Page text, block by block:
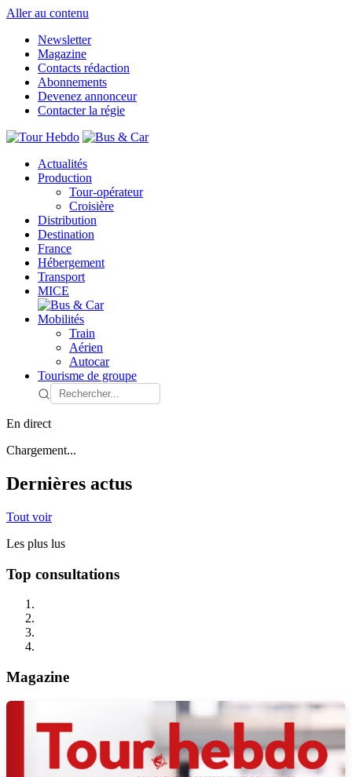
Aller au contenu
Newsletter
Magazine
Contacts rédaction
Abonnements
Devenez annonceur
Contacter la régie
Actualités
Production
Tour-opérateur
Croisière
Distribution
Destination
France
Hébergement
Transport
MICE
Mobilités
Train
Aérien
Autocar
Tourisme de groupe
En direct
Chargement...
Dernières actus
Tout voir
Les plus lus
Top consultations
Magazine